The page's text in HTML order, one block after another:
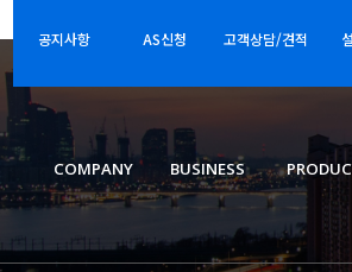
공지사항 AS신청 고객상담/견적
COMPANY BUSINESS